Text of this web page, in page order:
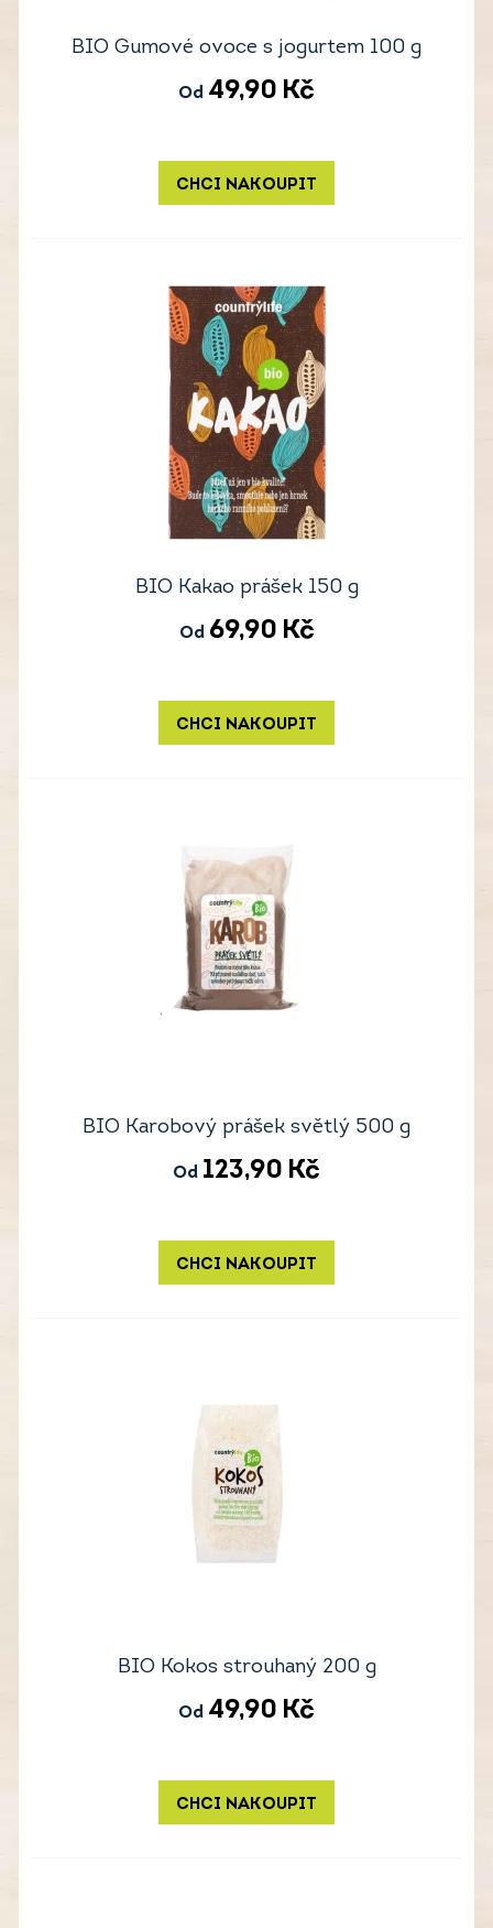
BIO Gumové ovoce s jogurtem 100 g
Od 49,90 Kč
CHCI NAKOUPIT
BIO Kakao prášek 150 g
Od 69,90 Kč
CHCI NAKOUPIT
BIO Karobový prášek světlý 500 g
Od 123,90 Kč
CHCI NAKOUPIT
BIO Kokos strouhaný 200 g
Od 49,90 Kč
CHCI NAKOUPIT